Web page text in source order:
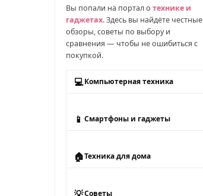
Вы попали на портал о технике и
гаджетах. Здесь вы найдёте честные
обзоры, советы по выбору и
сравнения — чтобы не ошибиться с
покупкой.
💻 Компьютерная техника
📱 Смартфоны и гаджеты
🏠Техника для дома
💡Советы